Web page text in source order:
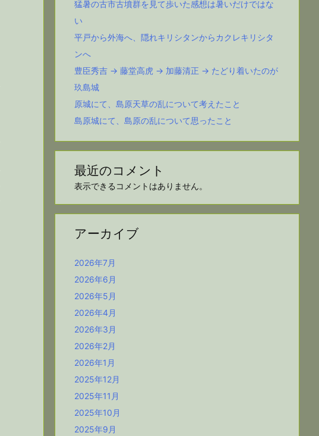
猛暑の古市古墳群を見て歩いた感想は暑いだけではな
い
平戸から外海へ、隠れキリシタンからカクレキリシタ
ンへ
豊臣秀吉 → 藤堂高虎 → 加藤清正 → たどり着いたのが
玖島城
原城にて、島原天草の乱について考えたこと
島原城にて、島原の乱について思ったこと
最近のコメント
表示できるコメントはありません。
アーカイブ
2026年7月
2026年6月
2026年5月
2026年4月
2026年3月
2026年2月
2026年1月
2025年12月
2025年11月
2025年10月
2025年9月